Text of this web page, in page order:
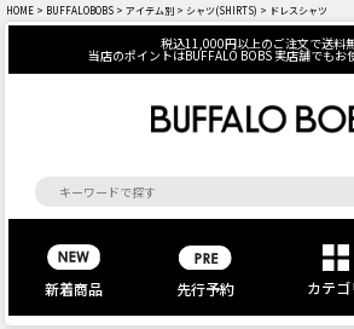
HOME > BUFFALOBOBS > アイテム別 > シャツ(SHIRTS) > ドレスシャツ
税込11,000円以上のご注文で送料無
当店のポイントはBUFFALO BOBS 実店舗でもお
新着商品 先行予約 カテゴ